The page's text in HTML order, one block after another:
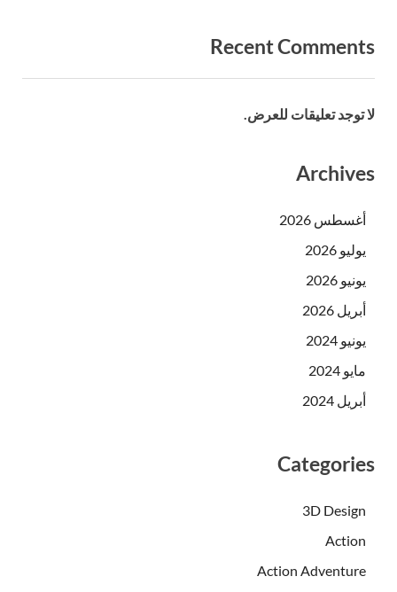
Recent Comments
لا توجد تعليقات للعرض.
Archives
أغسطس 2026
يوليو 2026
يونيو 2026
أبريل 2026
يونيو 2024
مايو 2024
أبريل 2024
Categories
3D Design
Action
Action Adventure